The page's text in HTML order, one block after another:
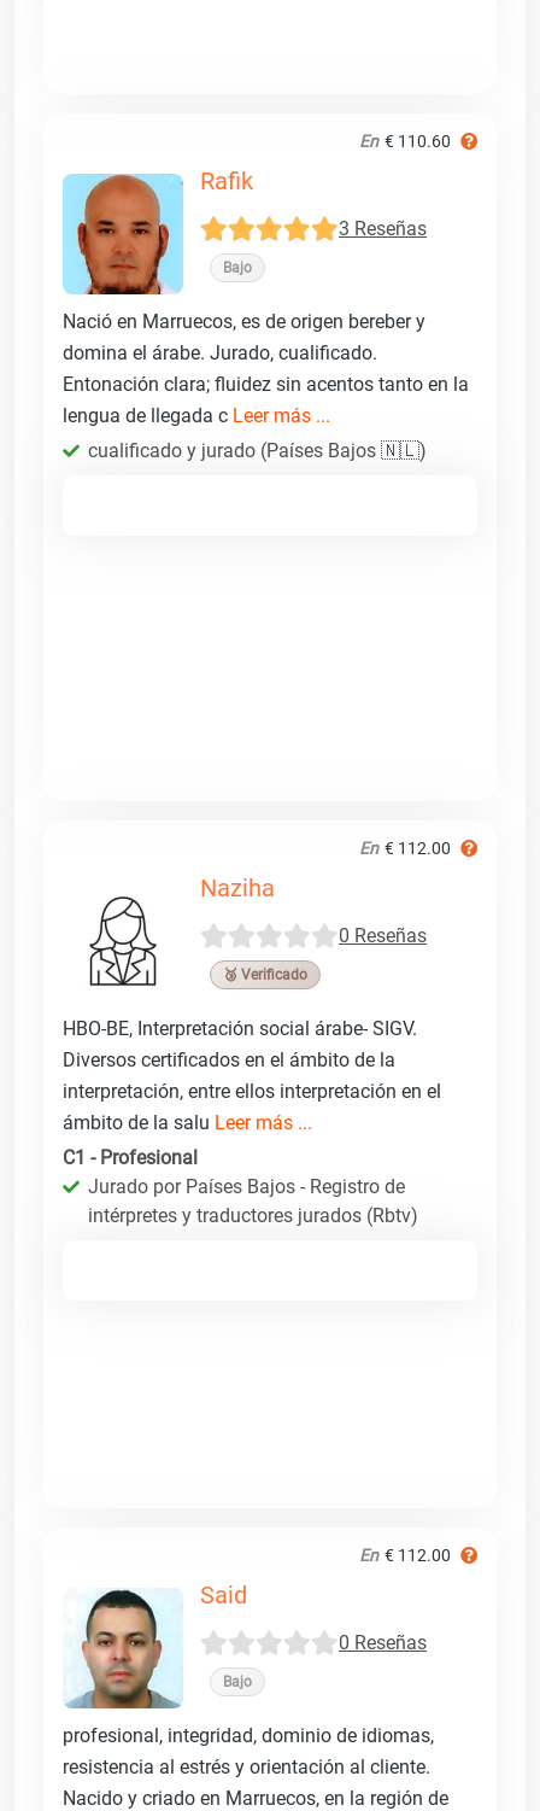
En € 110.60
Rafik
3 Reseñas
Bajo
Nació en Marruecos, es de origen bereber y
domina el árabe. Jurado, cualificado.
Entonación clara; fluidez sin acentos tanto en la
lengua de llegada c Leer más ...
cualificado y jurado (Países Bajos 🇳🇱)
En € 112.00
Naziha
0 Reseñas
🥉 Verificado
HBO-BE, Interpretación social árabe- SIGV.
Diversos certificados en el ámbito de la
interpretación, entre ellos interpretación en el
ámbito de la salu Leer más ...
C1 - Profesional
Jurado por Países Bajos - Registro de
intérpretes y traductores jurados (Rbtv)
En € 112.00
Said
0 Reseñas
Bajo
profesional, integridad, dominio de idiomas,
resistencia al estrés y orientación al cliente.
Nacido y criado en Marruecos, en la región de